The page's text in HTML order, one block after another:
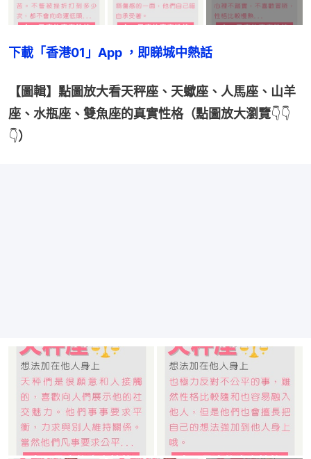
下載「香港01」App ，即睇城中熱話
【圖輯】點圖放大看天秤座、天蠍座、人馬座、山羊
座、水瓶座、雙魚座的真實性格（點圖放大瀏覽👇👇
👇）